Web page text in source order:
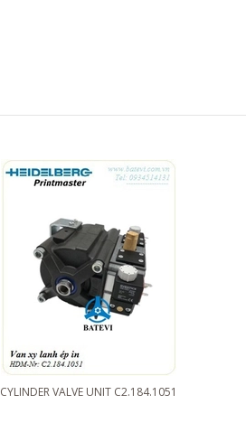
CYLINDER VALVE UNIT C2.184.1051